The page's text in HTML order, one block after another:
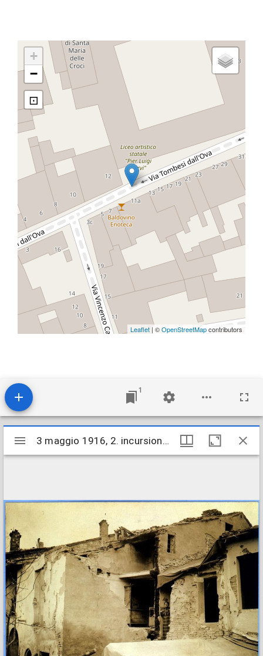
+
−
⊡
Leaflet | ©OpenStreetMapcontributors
1
Mirador
3 maggio 1916, 2. incursione aerea austriaca, le tre case danneggiate in via Tombesi dall'Ova 3 maggio 1916, 2. incursione aerea austriaca, le tre case danneggiate in via Tombesi dall'Ova